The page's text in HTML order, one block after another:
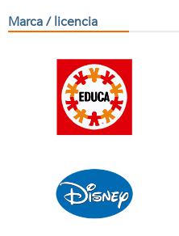
Marca / licencia